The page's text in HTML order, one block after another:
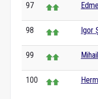
97
98 Igor
99
100